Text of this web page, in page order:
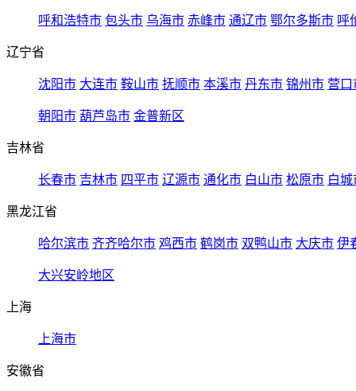
呼和浩特市 包头市 乌海市 赤峰市 通辽市 鄂尔多斯市 呼
辽宁省
沈阳市 大连市 鞍山市 抚顺市 本溪市 丹东市 锦州市 营口
朝阳市 葫芦岛市 金普新区
吉林省
长春市 吉林市 四平市 辽源市 通化市 白山市 松原市 白城
黑龙江省
哈尔滨市 齐齐哈尔市 鸡西市 鹤岗市 双鸭山市 大庆市 伊
大兴安岭地区
上海
上海市
安徽省